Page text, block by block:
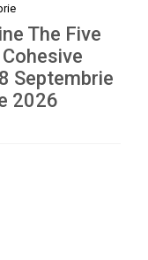
The Five
Septembrie
2026